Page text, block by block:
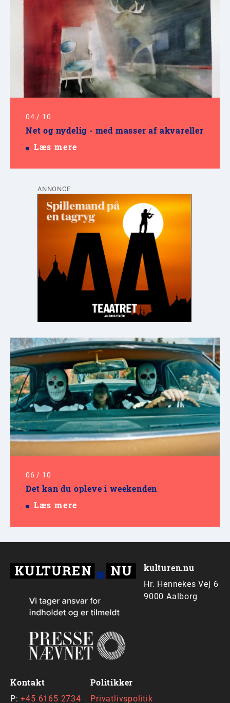
04 / 10
Net og nydelig - med masser af akvareller
Læs mere
ANNONCE
06 / 10
Det kan du opleve i weekenden
Læs mere
kulturen.nu
Hr. Hennekes Vej 6
9000 Aalborg
Kontakt
P:+45 6165 2734
Politikker
Privatlivspolitik